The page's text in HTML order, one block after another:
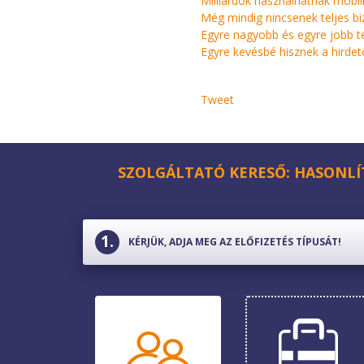
Még mindig nincsenek teljes
Egyre nagyobb és egyre jobb
Egyre kevésbé hisznek a
Tweet
SZOLGÁLTATÓ KERESŐ:
KÉRJÜK, ADJA MEG AZ ELŐFIZETÉS TÍPUSÁT!